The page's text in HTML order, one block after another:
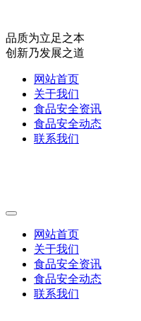
品质为立足之本
创新乃发展之道
网站首页
关于我们
食品安全资讯
食品安全动态
联系我们
网站首页
关于我们
食品安全资讯
食品安全动态
联系我们